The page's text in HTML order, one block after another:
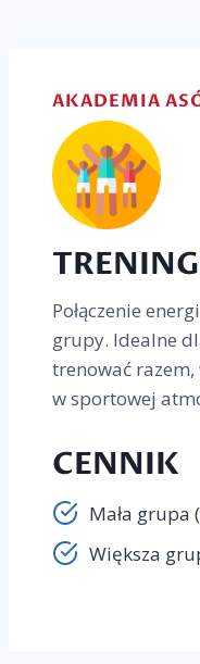
AKADEMIA
Połączenie
grupy. Idealne
trenować
w sportowej
CENNIK
Mała grupa
Większa